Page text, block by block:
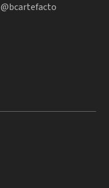
@bcartefacto